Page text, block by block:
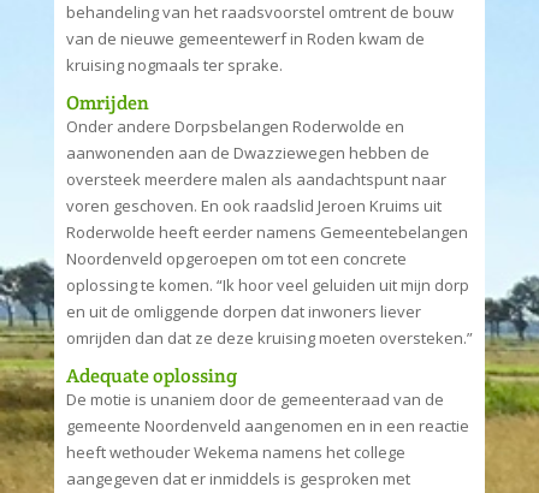
behandeling van het raadsvoorstel omtrent de bouw
van de nieuwe gemeentewerf in Roden kwam de
kruising nogmaals ter sprake.
Omrijden
Onder andere Dorpsbelangen Roderwolde en
aanwonenden aan de Dwazziewegen hebben de
oversteek meerdere malen als aandachtspunt naar
voren geschoven. En ook raadslid Jeroen Kruims uit
Roderwolde heeft eerder namens Gemeentebelangen
Noordenveld opgeroepen om tot een concrete
oplossing te komen. “Ik hoor veel geluiden uit mijn dorp
en uit de omliggende dorpen dat inwoners liever
omrijden dan dat ze deze kruising moeten oversteken.”
Adequate oplossing
De motie is unaniem door de gemeenteraad van de
gemeente Noordenveld aangenomen en in een reactie
heeft wethouder Wekema namens het college
aangegeven dat er inmiddels is gesproken met